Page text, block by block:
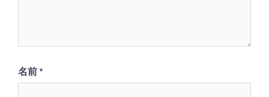
名前 *